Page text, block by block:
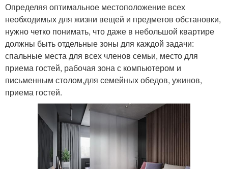
Определяя оптимальное местоположение всех
необходимых для жизни вещей и предметов обстановки,
нужно четко понимать, что даже в небольшой квартире
должны быть отдельные зоны для каждой задачи:
спальные места для всех членов семьи, место для
приема гостей, рабочая зона с компьютером и
письменным столом,для семейных обедов, ужинов,
приема гостей.